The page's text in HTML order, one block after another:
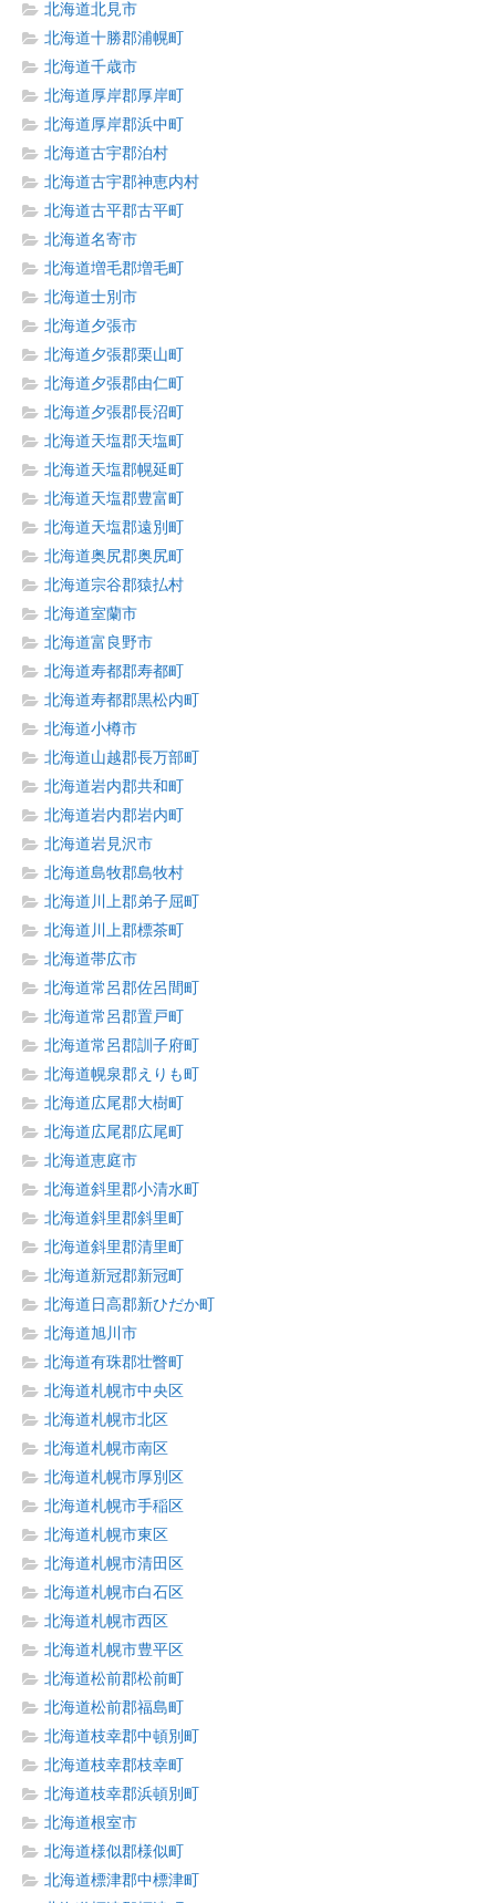
北海道北見市
北海道十勝郡浦幌町
北海道千歳市
北海道厚岸郡厚岸町
北海道厚岸郡浜中町
北海道古宇郡泊村
北海道古宇郡神恵内村
北海道古平郡古平町
北海道名寄市
北海道増毛郡増毛町
北海道士別市
北海道夕張市
北海道夕張郡栗山町
北海道夕張郡由仁町
北海道夕張郡長沼町
北海道天塩郡天塩町
北海道天塩郡幌延町
北海道天塩郡豊富町
北海道天塩郡遠別町
北海道奥尻郡奥尻町
北海道宗谷郡猿払村
北海道室蘭市
北海道富良野市
北海道寿都郡寿都町
北海道寿都郡黒松内町
北海道小樽市
北海道山越郡長万部町
北海道岩内郡共和町
北海道岩内郡岩内町
北海道岩見沢市
北海道島牧郡島牧村
北海道川上郡弟子屈町
北海道川上郡標茶町
北海道帯広市
北海道常呂郡佐呂間町
北海道常呂郡置戸町
北海道常呂郡訓子府町
北海道幌泉郡えりも町
北海道広尾郡大樹町
北海道広尾郡広尾町
北海道恵庭市
北海道斜里郡小清水町
北海道斜里郡斜里町
北海道斜里郡清里町
北海道新冠郡新冠町
北海道日高郡新ひだか町
北海道旭川市
北海道有珠郡壮瞥町
北海道札幌市中央区
北海道札幌市北区
北海道札幌市南区
北海道札幌市厚別区
北海道札幌市手稲区
北海道札幌市東区
北海道札幌市清田区
北海道札幌市白石区
北海道札幌市西区
北海道札幌市豊平区
北海道松前郡松前町
北海道松前郡福島町
北海道枝幸郡中頓別町
北海道枝幸郡枝幸町
北海道枝幸郡浜頓別町
北海道根室市
北海道様似郡様似町
北海道標津郡中標津町